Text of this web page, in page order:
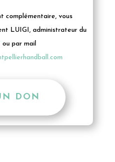
complémentaire, vous
LUIGI, administrateur du
ou par mail
DON